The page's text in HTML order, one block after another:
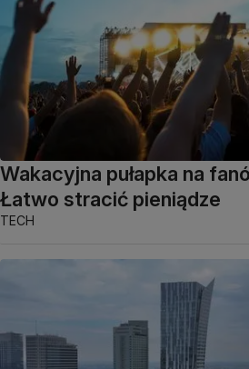
Wakacyjna pułapka na
Łatwo stracić pieniądze
TECH